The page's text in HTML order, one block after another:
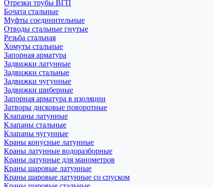
Отрезки трубы ВГП
Бочата стальные
Муфты соединительные
Отводы стальные гнутые
Резьба стальная
Хомуты стальные
Запорная арматура
Задвижки латунные
Задвижки стальные
Задвижки чугунные
Задвижки шиберные
Запорная арматура в изоляции
Затворы дисковые поворотные
Клапаны латунные
Клапаны стальные
Клапаны чугунные
Краны конусные латунные
Краны латунные водоразборные
Краны латунные для манометров
Краны шаровые латунные
Краны шаровые латунные со спуском